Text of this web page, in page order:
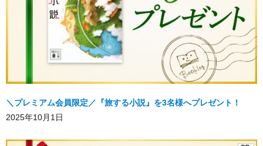
＼プレミアム会員限定／『旅する小説』を3名様へプレゼント！
2025年10月1日